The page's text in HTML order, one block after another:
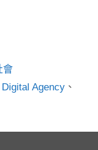
會
Agency 、